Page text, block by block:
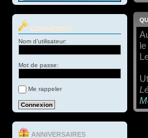
CONNEXION
Nom d’utilisateur:
Mot de passe:
Me rappeler
ANNIVERSAIRES